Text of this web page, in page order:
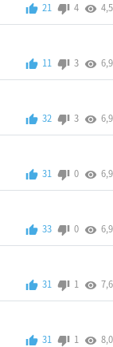
21 4
11 3
32 3
31 0
33 0
31 1
31 1